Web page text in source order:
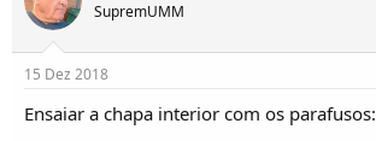
SupremUMM
15 Dez 2018
Ensaiar a chapa interior com os parafusos: